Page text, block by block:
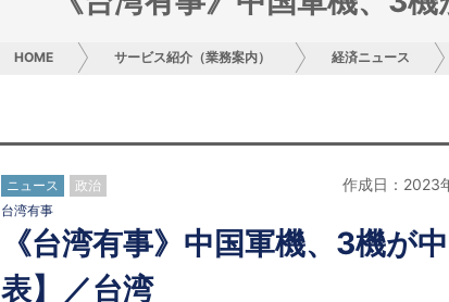
HOME サービス紹介（業務案内） 経済ニュース
ニュース 政治 作成日：2023
台湾有事
《台湾有事》中国軍機、3機が
表】／台湾